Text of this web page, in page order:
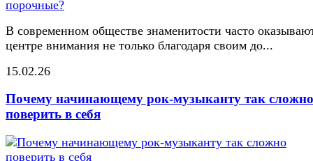
В современном обществе знаменитости часто
центре внимания не только благодаря своим до...
15.02.26
Почему начинающему рок-музыканту так сложно
поверить в себя